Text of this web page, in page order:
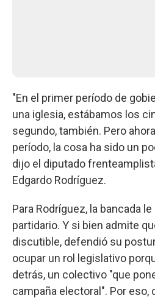
"En el primer período de
una iglesia, estábamos los
segundo, también. Pero
período, la cosa ha sido un
dijo el diputado
Edgardo Rodríguez.
Para Rodríguez, la bancada
partidario. Y si bien admite
discutible, defendió su
ocupar un rol legislativo
detrás, un colectivo "que
campaña electoral". Por eso,